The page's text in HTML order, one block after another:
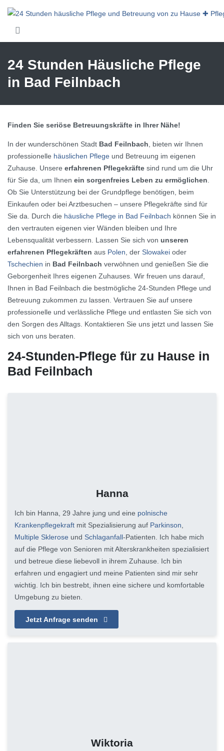
24 Stunden Häusliche Pflege
in Bad Feilnbach
Finden Sie seriöse Betreuungskräfte in Ihrer Nähe!
In der wunderschönen Stadt Bad Feilnbach, bieten wir Ihnen
professionelle häuslichen Pflege und Betreuung im eigenen
Zuhause. Unsere erfahrenen Pflegekräfte sind rund um die Uhr
für Sie da, um Ihnen ein sorgenfreies Leben zu ermöglichen.
Ob Sie Unterstützung bei der Grundpflege benötigen, beim
Einkaufen oder bei Arztbesuchen – unsere Pflegekräfte sind für
Sie da. Durch die häusliche Pflege in Bad Feilnbach können Sie in
den vertrauten eigenen vier Wänden bleiben und Ihre
Lebensqualität verbessern. Lassen Sie sich von unseren
erfahrenen Pflegekräften aus Polen, der Slowakei oder
Tschechien in Bad Feilnbach verwöhnen und genießen Sie die
Geborgenheit Ihres eigenen Zuhauses. Wir freuen uns darauf,
Ihnen in Bad Feilnbach die bestmögliche 24-Stunden Pflege und
Betreuung zukommen zu lassen. Vertrauen Sie auf unsere
professionelle und verlässliche Pflege und entlasten Sie sich von
den Sorgen des Alltags. Kontaktieren Sie uns jetzt und lassen Sie
sich von uns beraten.
24-Stunden-Pflege für zu Hause in
Bad Feilnbach
Hanna
Ich bin Hanna, 29 Jahre jung und eine polnische
Krankenpflegekraft mit Spezialisierung auf Parkinson,
Multiple Sklerose und Schlaganfall-Patienten. Ich habe mich
auf die Pflege von Senioren mit Alterskrankheiten spezialisiert
und betreue diese liebevoll in ihrem Zuhause. Ich bin
erfahren und engagiert und meine Patienten sind mir sehr
wichtig. Ich bin bestrebt, ihnen eine sichere und komfortable
Umgebung zu bieten.
Jetzt Anfrage senden
Wiktoria